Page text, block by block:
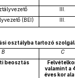
III.
(BEI) III.
osztályba tartozó
B C
beosztás
valamint a
éves kor